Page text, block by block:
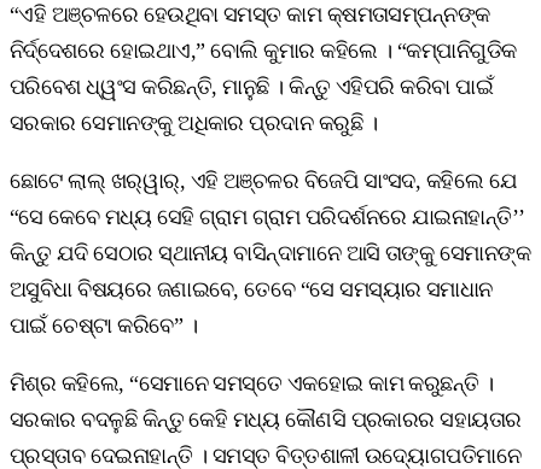
“ଏହି ଅଞ୍ଚଳରେ ହେଉଥିବା ସମସ୍ତ କାମ କ୍ଷମତାସମ୍ପନ୍ନଙ୍କ
ନିର୍ଦ୍ଦେଶରେ ହୋଇଥାଏ,” ବୋଲି କୁମାର କହିଲେ । “କମ୍ପାନିଗୁଡିକ
ପରିବେଶ ଧ୍ୱଂସ କରିଛନ୍ତି, ମାନୁଛି । କିନ୍ତୁ ଏହିପରି କରିବା ପାଇଁ
ସରକାର ସେମାନଙ୍କୁ ଅଧିକାର ପ୍ରଦାନ କରୁଛି ।
ଛୋଟେ ଲାଲ୍‌ ଖର୍‌ୱାର୍‌, ଏହି ଅଞ୍ଚଳର ବିଜେପି ସାଂସଦ, କହିଲେ ଯେ
“ସେ କେବେ ମଧ୍ୟ ସେହି ଗ୍ରାମ ଗ୍ରାମ ପରିଦର୍ଶନରେ ଯାଇନାହାନ୍ତି’’
କିନ୍ତୁ ଯଦି ସେଠାର ସ୍ଥାନୀୟ ବାସିନ୍ଦାମାନେ ଆସି ତାଙ୍କୁ ସେମାନଙ୍କ
ଅସୁବିଧା ବିଷୟରେ ଜଣାଇବେ, ତେବେ “ସେ ସମସ୍ୟାର ସମାଧାନ
ପାଇଁ ଚେଷ୍ଟା କରିବେ” ।
ମିଶ୍ର କହିଲେ, “ସେମାନେ ସମସ୍ତେ ଏକହୋଇ କାମ କରୁଛନ୍ତି ।
ସରକାର ବଦଳୁଛି କିନ୍ତୁ କେହି ମଧ୍ୟ କୌଣସି ପ୍ରକାରର ସହାୟତାର
ପ୍ରସ୍ତାବ ଦେଇନାହାନ୍ତି । ସମସ୍ତ ବିତ୍ତଶାଳୀ ଉଦ୍ୟୋଗପତିମାନେ